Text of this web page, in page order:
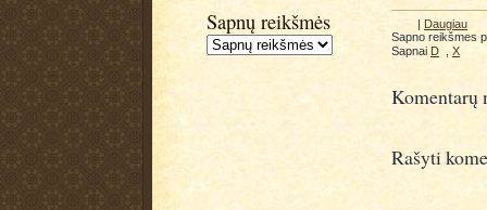
Sapnų reikšmės | Daugiau
Sapno reikšmes
Sapnai D X
Komentarų
Rašyti